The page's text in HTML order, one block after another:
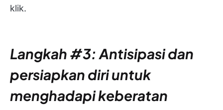
klik.
Langkah #3: Antisipasi dan
persiapkan diri untuk
menghadapi keberatan